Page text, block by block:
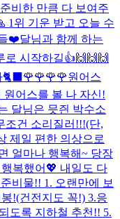
비한 만큼 다 보여주
1위 기운 받고 오늘 수
❤️달님과 함께 하는
로 시작하길👍 🙌🙌🙌
원어스
원어스를 볼 나 자신!
달님은 믓즨 박수소
조건 소리질러!!!(단,
제일 편한 의상으로
얼마나 행복해~ 당장
복했어💖 내일도 다
비물!! 1. 오랜만에 보
!(건전지도 꼭!) 3.응
도록 지하철 추천!! 5.